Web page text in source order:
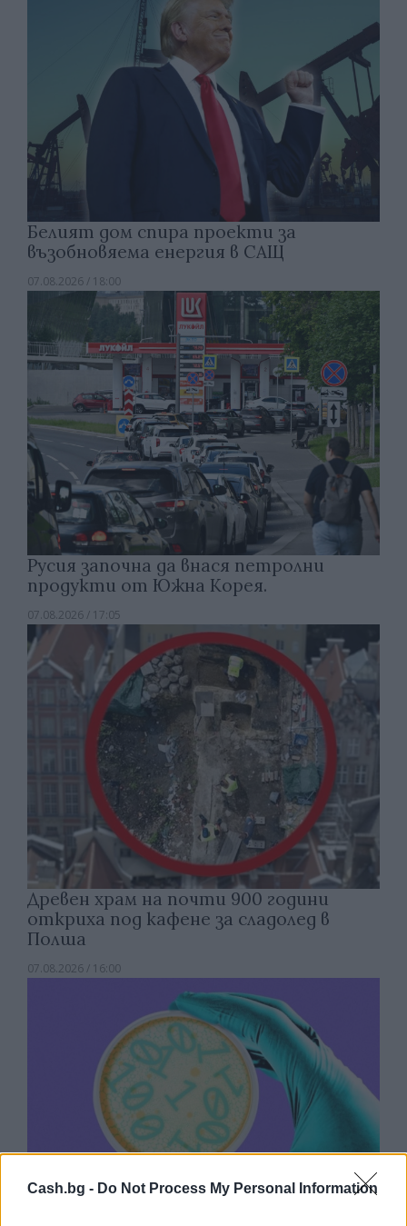
Cash.bg - Do Not Process My Personal Information
Белият дом спира проекти за
възобновяема енергия в САЩ
07.08.2026 / 18:00
Русия започна да внася петролни
продукти от Южна Корея.
07.08.2026 / 17:05
Древен храм на почти 900 години
откриха под кафене за сладолед в
Полша
07.08.2026 / 16:00